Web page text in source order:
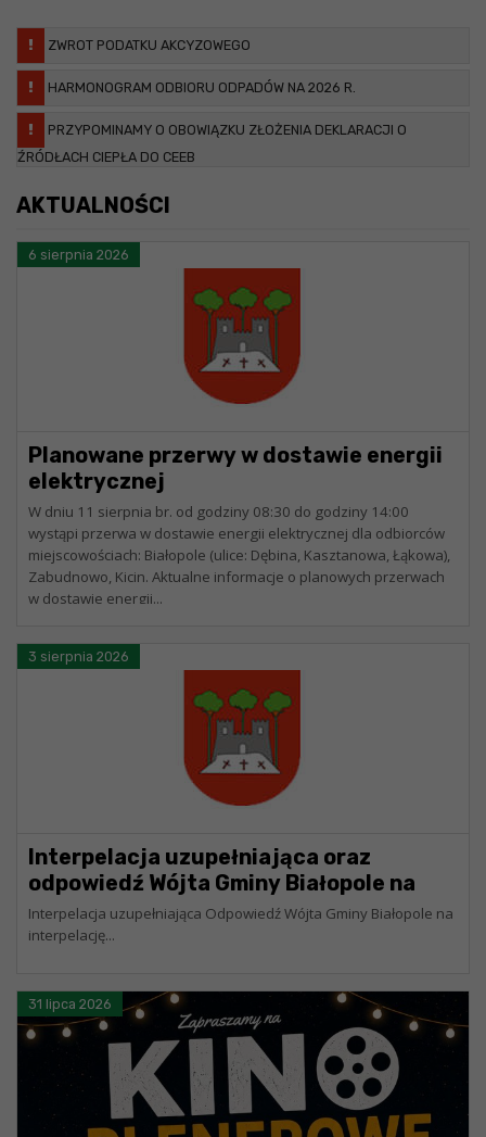
Nadchodzące wydarzenia:
Zawiadomienie o Sesji Rady Gminy Białopole – 19
listopada 2020 r.
ZWROT PODATKU AKCYZOWEGO
HARMONOGRAM ODBIORU ODPADÓW NA 2026 R.
PRZYPOMINAMY O OBOWIĄZKU ZŁOŻENIA DEKLARACJI O
ŹRÓDŁACH CIEPŁA DO CEEB
AKTUALNOŚCI
6 sierpnia 2026
Planowane przerwy w dostawie energii
elektrycznej
W dniu 11 sierpnia br. od godziny 08:30 do godziny 14:00
wystąpi przerwa w dostawie energii elektrycznej dla odbiorców
miejscowościach: Białopole (ulice: Dębina, Kasztanowa, Łąkowa),
Zabudnowo, Kicin. Aktualne informacje o planowych przerwach
w dostawie energii...
3 sierpnia 2026
Interpelacja uzupełniająca oraz
odpowiedź Wójta Gminy Białopole na
interpelację
Interpelacja uzupełniająca Odpowiedź Wójta Gminy Białopole na
interpelację...
31 lipca 2026